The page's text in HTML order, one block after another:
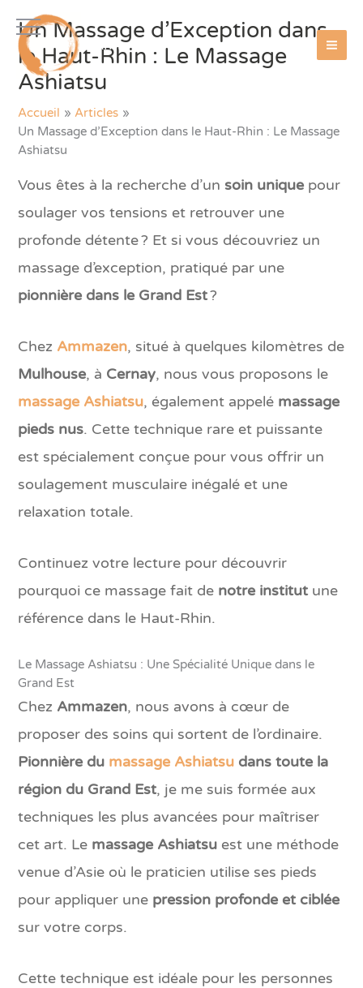
contenu
AmmaZen
Un Massage d’Exception dans
le Haut-Rhin : Le Massage
Ashiatsu
Accueil
Articles
Un Massage d’Exception dans le Haut-Rhin : Le Massage
Ashiatsu
Vous êtes à la recherche d’un soin unique pour
soulager vos tensions et retrouver une
profonde détente ? Et si vous découvriez un
massage d’exception, pratiqué par une
pionnière dans le Grand Est?
Chez Ammazen, situé à quelques kilomètres de
Mulhouse, à Cernay, nous vous proposons le
massage Ashiatsu, également appelé massage
pieds nus. Cette technique rare et puissante
est spécialement conçue pour vous offrir un
soulagement musculaire inégalé et une
relaxation totale.
Continuez votre lecture pour découvrir
pourquoi ce massage fait de notre institut une
référence dans le Haut-Rhin.
Le Massage Ashiatsu : Une Spécialité Unique dans le
Grand Est
Chez Ammazen, nous avons à cœur de
proposer des soins qui sortent de l’ordinaire.
Pionnière du massage Ashiatsu dans toute la
région du Grand Est, je me suis formée aux
techniques les plus avancées pour maîtriser
cet art. Le massage Ashiatsu est une méthode
venue d’Asie où le praticien utilise ses pieds
pour appliquer une pression profonde et ciblée
sur votre corps.
Cette technique est idéale pour les personnes